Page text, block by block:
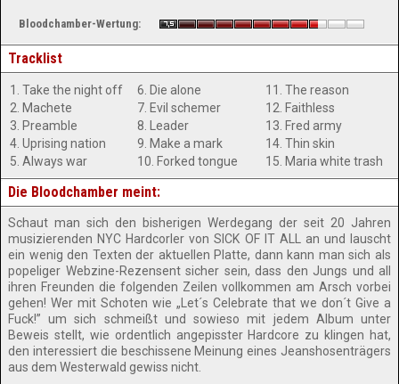
Bloodchamber-Wertung:
Tracklist
1. Take the night off
2. Machete
3. Preamble
4. Uprising nation
5. Always war
6. Die alone
7. Evil schemer
8. Leader
9. Make a mark
10. Forked tongue
11. The reason
12. Faithless
13. Fred army
14. Thin skin
15. Maria white trash
Die Bloodchamber meint:
Schaut man sich den bisherigen Werdegang der seit 20 Jahren
musizierenden NYC Hardcorler von SICK OF IT ALL an und lauscht
ein wenig den Texten der aktuellen Platte, dann kann man sich als
popeliger Webzine-Rezensent sicher sein, dass den Jungs und all
ihren Freunden die folgenden Zeilen vollkommen am Arsch vorbei
gehen! Wer mit Schoten wie „Let´s Celebrate that we don´t Give a
Fuck!” um sich schmeißt und sowieso mit jedem Album unter
Beweis stellt, wie ordentlich angepisster Hardcore zu klingen hat,
den interessiert die beschissene Meinung eines Jeanshosenträgers
aus dem Westerwald gewiss nicht.